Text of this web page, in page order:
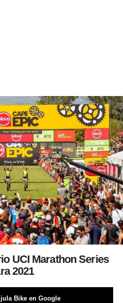
UCI Marathon Series
2021
Bike en Google